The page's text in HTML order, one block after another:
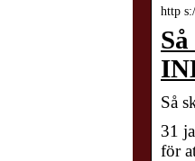
http
Så
31
för